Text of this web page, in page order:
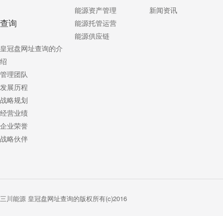
查询
皇冠盘网址查询的介
绍
管理团队
发展历程
战略规划
经营业绩
企业荣誉
战略伙伴
能源资产管理
能源托管运营
能源供应链
新闻资讯
三川能源 皇冠盘网址查询的版权所有(c)2016